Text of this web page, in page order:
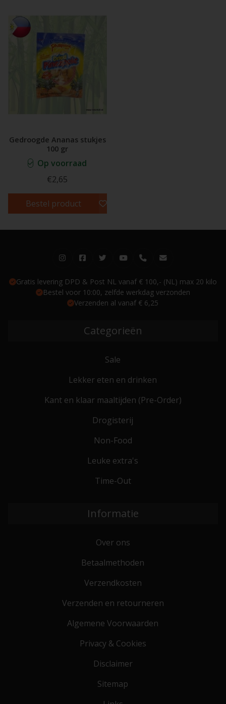
Gedroogde Ananas stukjes
100 gr
Op voorraad
€2,65
Bestel product
Gratis levering DPD & Post NL vanaf € 100,- (NL) max 20 kilo
Bestel voor 10:00, zelfde werkdag verzonden
Verzenden al vanaf € 6,25
Categorieën
Sale
Lekker eten en drinken
Kant en klaar maaltijden (Pre-Order)
Drogisterij
Non-Food
Leuke extra's
Time-Out
Informatie
Over ons
Betaalmethoden
Verzendkosten
Verzenden en retourneren
Algemene Voorwaarden
Privacy & Cookies
Disclaimer
Sitemap